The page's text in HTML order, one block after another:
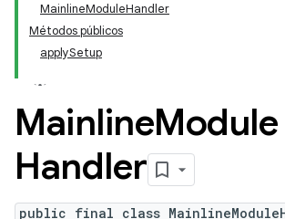
MainlineModuleHandler
Métodos públicos
applySetup
MainlineModule
Handler
public final class